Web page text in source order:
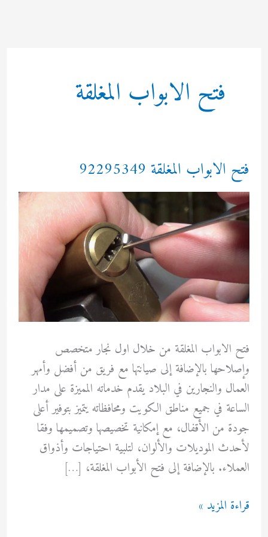
فتح الابواب المغلقة
فتح الابواب المغلقة 92295349
فتح الابواب المغلقة من خلال اول نجار متخصص
وإصلاحها بالإضافة إلى صيانتها مع فريق من أفضل وأمهر
العمال والنجارين في البلاد يقدم خدماته المميزة على مدار
الساعة في جميع مناطق الكويت ومحافظاته يتميز بتوفير أعلى
جودة من الأقفال، مع إمكانية تخصيصها وتصميمها وفقا
لأحدث الموديلات والألوان، لتلبية احتياجات وأذواق
العملاء. بالإضافة إلى فتح الأبواب المغلقة، […]
فتح
قراءة المزيد »